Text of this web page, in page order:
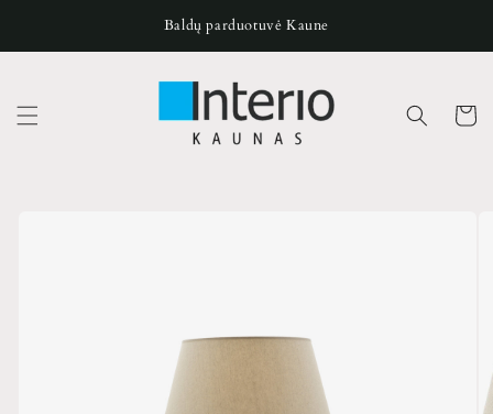
Baldų parduotuvė Kaune